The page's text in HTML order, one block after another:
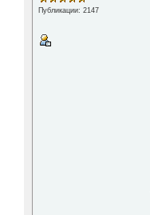
Публикации: 2147